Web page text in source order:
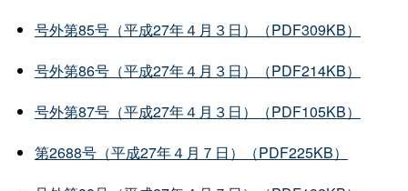
号外第85号（平成27年４月３日）（PDF309KB）
号外第86号（平成27年４月３日）（PDF214KB）
号外第87号（平成27年４月３日）（PDF105KB）
第2688号（平成27年４月７日）（PDF225KB）